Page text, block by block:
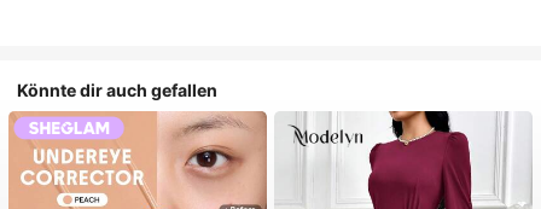
Könnte dir auch gefallen